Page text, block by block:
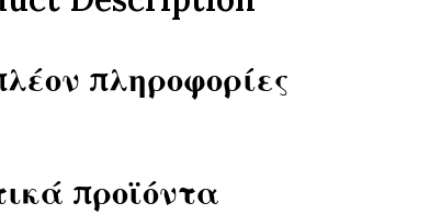
πληροφορίες
προϊόντα